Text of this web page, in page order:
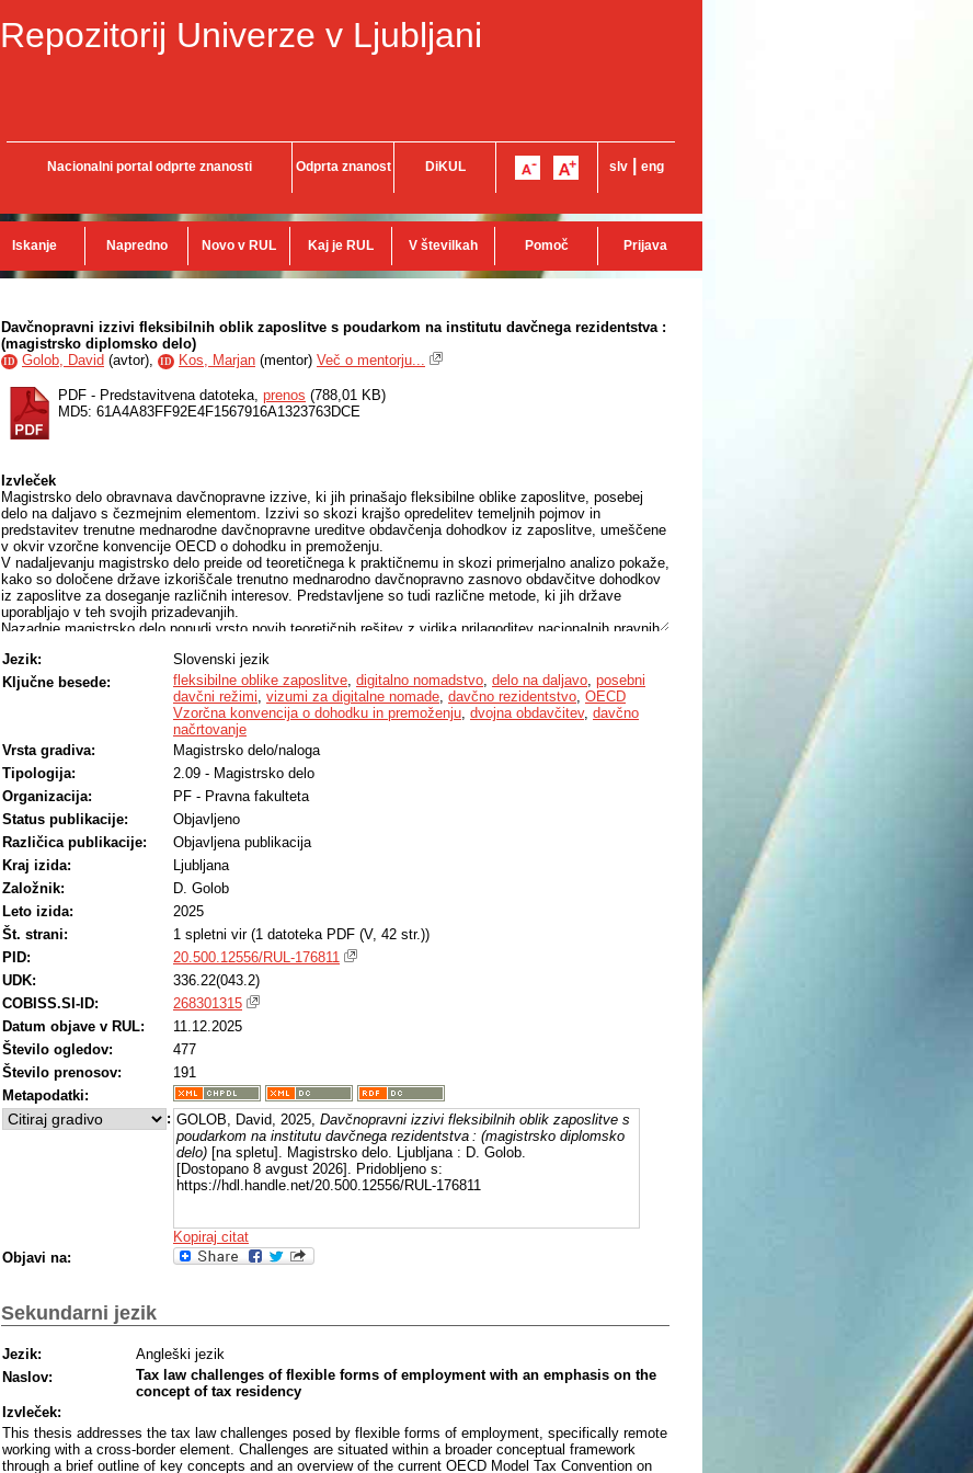
Repozitorij Univerze v Ljubljani
Nacionalni portal odprte znanosti Odprta znanost DiKUL slv eng
Iskanje Napredno Novo v RUL Kaj je RUL V številkah Pomoč Prijava
Davčnopravni izzivi fleksibilnih oblik zaposlitve s poudarkom na institutu davčnega rezidentstva :
(magistrsko diplomsko delo)
ID Golob, David (avtor), ID Kos, Marjan (mentor) Več o mentorju...
PDF - Predstavitvena datoteka, prenos (788,01 KB)
MD5: 61A4A83FF92E4F1567916A1323763DCE
Izvleček
Magistrsko delo obravnava davčnopravne izzive, ki jih prinašajo fleksibilne oblike zaposlitve, posebej
delo na daljavo s čezmejnim elementom. Izzivi so skozi krajšo opredelitev temeljnih pojmov in
predstavitev trenutne mednarodne davčnopravne ureditve obdavčenja dohodkov iz zaposlitve, umeščene
v okvir vzorčne konvencije OECD o dohodku in premoženju.
V nadaljevanju magistrsko delo preide od teoretičnega k praktičnemu in skozi primerjalno analizo pokaže,
kako so določene države izkoriščale trenutno mednarodno davčnopravno zasnovo obdavčitve dohodkov
iz zaposlitve za doseganje različnih interesov. Predstavljene so tudi različne metode, ki jih države
uporabljajo v teh svojih prizadevanjih.
Nazadnje magistrsko delo ponudi vrsto novih teoretičnih rešitev z vidika prilagoditev nacionalnih pravnih
izzive rešile na način, ki bi delavcem v tovrstnih oblikah zaposlitve lahko omogočile višjo stopnjo pravne
varnosti, preprečile možnost dvojne obdavčitve, hkrati pa omejile možnost agresivnega davčnega
načrtovanja.
Jezik:
Slovenski jezik
Ključne besede:
fleksibilne oblike zaposlitve, digitalno nomadstvo, delo na daljavo, posebni
davčni režimi, vizumi za digitalne nomade, davčno rezidentstvo, OECD
Vzorčna konvencija o dohodku in premoženju, dvojna obdavčitev, davčno
načrtovanje
Vrsta gradiva:
Magistrsko delo/naloga
Tipologija:
2.09 - Magistrsko delo
Organizacija:
PF - Pravna fakulteta
Status publikacije:
Objavljeno
Različica publikacije:
Objavljena publikacija
Kraj izida:
Ljubljana
Založnik:
D. Golob
Leto izida:
2025
Št. strani:
1 spletni vir (1 datoteka PDF (V, 42 str.))
PID:
20.500.12556/RUL-176811
UDK:
336.22(043.2)
COBISS.SI-ID:
268301315
Datum objave v RUL:
11.12.2025
Število ogledov:
477
Število prenosov:
191
Metapodatki:
: GOLOB, David, 2025, Davčnopravni izzivi fleksibilnih oblik zaposlitve s
poudarkom na institutu davčnega rezidentstva : (magistrsko diplomsko
delo) [na spletu]. Magistrsko delo. Ljubljana : D. Golob.
[Dostopano 8 avgust 2026]. Pridobljeno s:
https://hdl.handle.net/20.500.12556/RUL-176811
Kopiraj citat
Objavi na:
Sekundarni jezik
Jezik:
Angleški jezik
Naslov:
Tax law challenges of flexible forms of employment with an emphasis on the
concept of tax residency
Izvleček:
This thesis addresses the tax law challenges posed by flexible forms of employment, specifically remote
working with a cross-border element. Challenges are situated within a broader conceptual framework
through a brief outline of key concepts and an overview of the current OECD Model Tax Convention on